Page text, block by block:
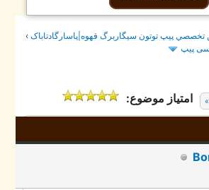
پيپ توتون سيگاربرگ قهوه|پاسارگادتاباک›
امتیاز موضوع: